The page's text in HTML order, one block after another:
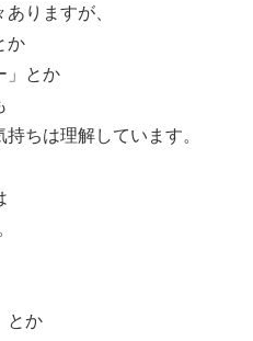
りますが、
か
」とか
ちは理解しています。
とか